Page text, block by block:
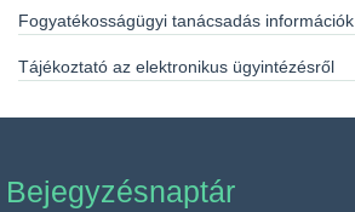
Fogyatékosságügyi tanácsadás információk
Tájékoztató az elektronikus ügyintézésről
Bejegyzésnaptár